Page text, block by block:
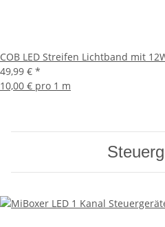
COB LED Streifen Lichtband mit
49,99 € *
10,00 € pro 1 m